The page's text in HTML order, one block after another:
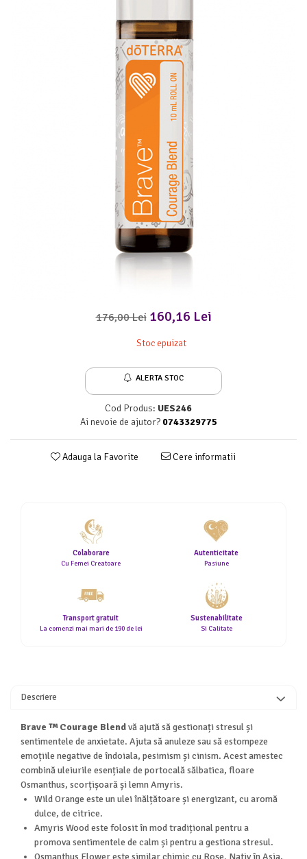
176,00 Lei 160,16 Lei
Stoc epuizat
ALERTA STOC
Cod Produs: UES246
Ai nevoie de ajutor? 0743329775
Adauga la Favorite Cere informatii
Colaborare
Cu Femei Creatoare
Autenticitate
Pasiune
Transport gratuit
La comenzi mai mari de 190 de lei
Sustenabilitate
Si Calitate
Descriere
Brave ™ Courage Blendvă ajută să gestionați stresul și
sentimentele de anxietate. Ajuta să anuleze sau să estompeze
emoțiile negative de îndoiala, pesimism și cinism. Acest amestec
combină uleiurile esențiale de portocală sălbatica, floare
Osmanthus, scorțișoară și lemn Amyris.
Wild Orange este un ulei înălțătoare și energizant, cu aromă
dulce, de citrice.
Amyris Wood este folosit în mod tradițional pentru a
promova sentimentele de calm și pentru a gestiona stresul.
Osmanthus Flower este similar chimic cu Roşe. Nativ în Asia,